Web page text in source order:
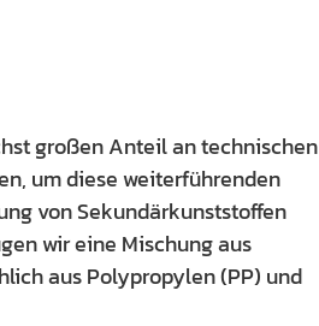
großen Anteil an technischen
um diese weiterführenden
von Sekundärkunststoffen
wir eine Mischung aus
aus Polypropylen (PP) und